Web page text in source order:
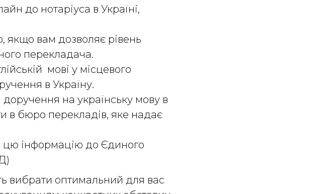
до нотаріуса в Україні,
якщо вам дозволяє рівень
перекладача.
мові у місцевого
в Україну.
на українську мову в
в бюро перекладів, яке надає
цю інформацію до Єдиного
вибрати оптимальний для вас